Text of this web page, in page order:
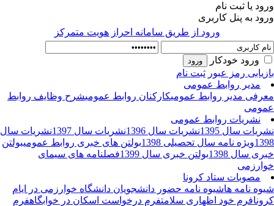
یا ثبت نام
به پنل کاربری
ورود از طريق سامانه احراز هويت متمركز
ورود خودکار
رمز عبور ثبت نام
مدیر روابط عمومی
مدیر روابط عمومیکارکنان روابط عمومیشرح وظایف روابط
نشریات روابط عمومی
سال 1395
نشریات سال 1396 نشریات سال 1397
نشریات سال
ویژه نامه سال تحصیلی 1398 بولتن های خبری روابط عمومیبولتن
سال 1398
بولتن خبری سال 1399
فصلنامه های سیمای
مصوبات ستاد کرونا
نامه هاشیوه نامه حضور دانشجویان دانشگاه خوارزمی در ایام
فرم خود اظهاری سلامتفرم درخواست اسکان در خوابگاهفرم